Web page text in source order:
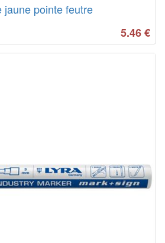
jaune pointe feutre
5.46€